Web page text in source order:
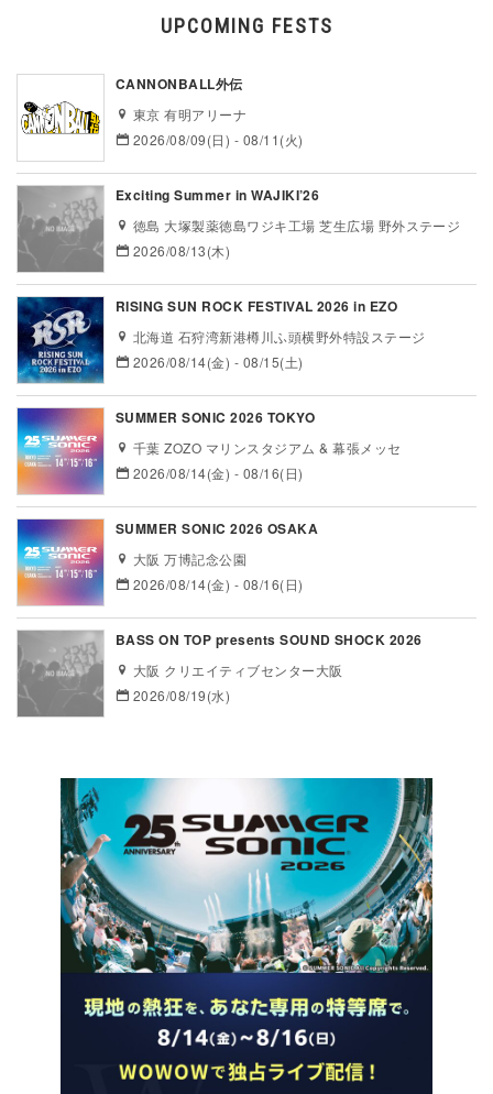
UPCOMING FESTS
CANNONBALL外伝
東京 有明アリーナ
2026/08/09(日) - 08/11(火)
Exciting Summer in WAJIKI’26
徳島 大塚製薬徳島ワジキ工場 芝生広場 野外ステージ
2026/08/13(木)
RISING SUN ROCK FESTIVAL 2026 in EZO
北海道 石狩湾新港樽川ふ頭横野外特設ステージ
2026/08/14(金) - 08/15(土)
SUMMER SONIC 2026 TOKYO
千葉 ZOZO マリンスタジアム & 幕張メッセ
2026/08/14(金) - 08/16(日)
SUMMER SONIC 2026 OSAKA
大阪 万博記念公園
2026/08/14(金) - 08/16(日)
BASS ON TOP presents SOUND SHOCK 2026
大阪 クリエイティブセンター大阪
2026/08/19(水)